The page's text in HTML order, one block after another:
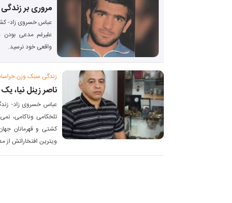
مروری بر
عباس خسروی زاد-
واقعی خود نرسید.
زندگی سبک وزن
ناصر زینل نیا،
عباس خسروی زاد-
تلخکامی وناکامی،
کشتی و قهرمانان
ویترین افتخاراتش از